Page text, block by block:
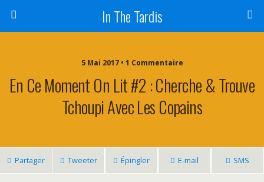
In The Tardis
5 Mai 2017 • 1 Commentaire
En Ce Moment On Lit #2 : Cherche & Trouve
Tchoupi Avec Les Copains
Partager Tweeter Épingler E-mail SMS